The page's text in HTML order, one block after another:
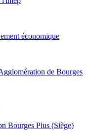
économique
de Bourges
Bourges Plus (Siège)